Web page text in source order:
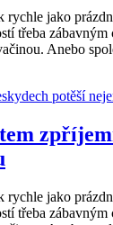
rychle jako
třeba zábavným
Anebo
rychle jako
třeba zábavným